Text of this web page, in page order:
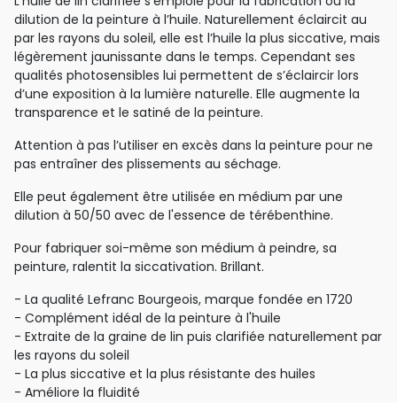
dilution de la peinture à l’huile. Naturellement éclaircit au
par les rayons du soleil, elle est l’huile la plus siccative, mais
légèrement jaunissante dans le temps. Cependant ses
qualités photosensibles lui permettent de s’éclaircir lors
d’une exposition à la lumière naturelle. Elle augmente la
transparence et le satiné de la peinture.
Attention à pas l’utiliser en excès dans la peinture pour ne
pas entraîner des plissements au séchage.
Elle peut également être utilisée en médium par une
dilution à 50/50 avec de l'essence de térébenthine.
Pour fabriquer soi-même son médium à peindre, sa
peinture, ralentit la siccativation. Brillant.
- La qualité Lefranc Bourgeois, marque fondée en 1720
- Complément idéal de la peinture à l'huile
- Extraite de la graine de lin puis clarifiée naturellement par
les rayons du soleil
- La plus siccative et la plus résistante des huiles
- Améliore la fluidité